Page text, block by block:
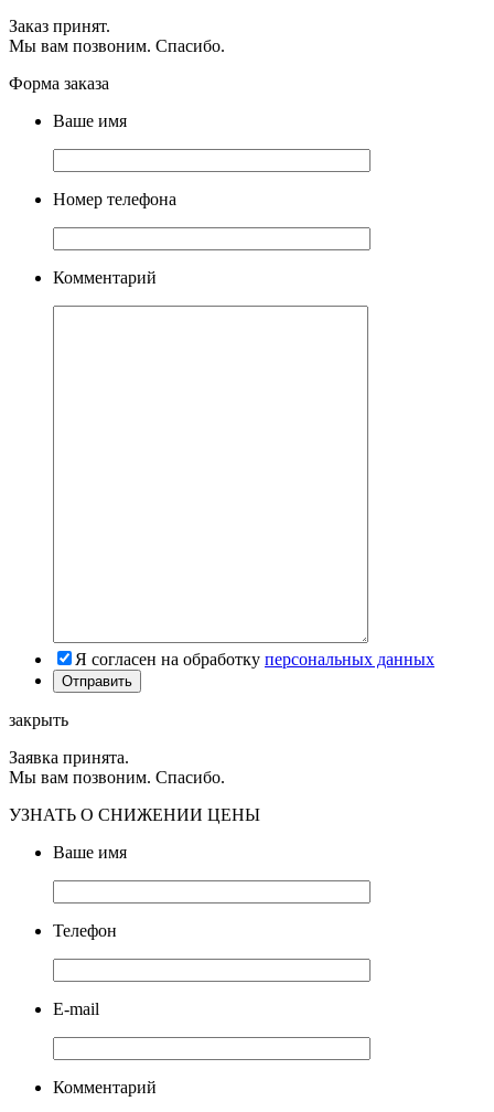
Заказ принят.
Мы вам позвоним. Спасибо.
Форма заказа
Ваше имя
Номер телефона
Комментарий
Я согласен на обработку персональных данных
закрыть
Заявка принята.
Мы вам позвоним. Спасибо.
УЗНАТЬ О СНИЖЕНИИ ЦЕНЫ
Ваше имя
Телефон
E-mail
Комментарий